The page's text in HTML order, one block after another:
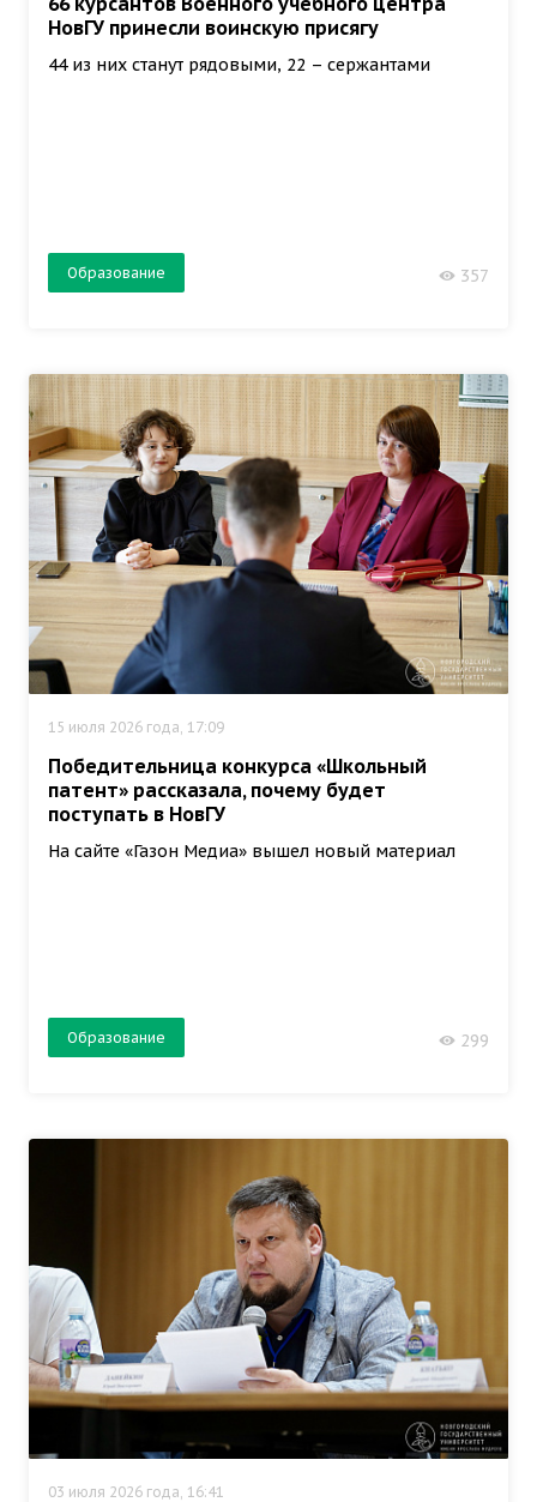
НовГУ принесли воинскую присягу
44 из них станут рядовыми, 22 – сержантами
Образование 357
15 июля 2026 года, 17:09
Победительница конкурса «Школьный
патент» рассказала, почему будет
поступать в НовГУ
На сайте «Газон Медиа» вышел новый материал
Образование 299
03 июля 2026 года, 16:41